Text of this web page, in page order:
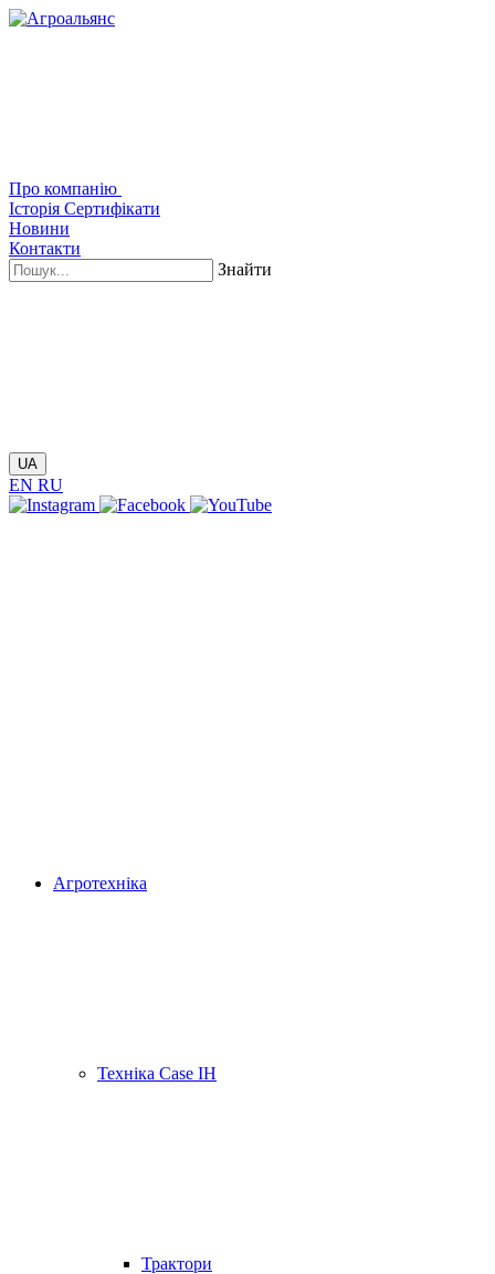
Про компанію
Історія Сертифікати
Новини
Контакти
Знайти
UA
EN RU
Агротехніка
Техніка Case IH
Трактори